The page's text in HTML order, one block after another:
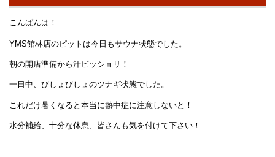
こんばんは！
YMS館林店のピットは今日もサウナ状態でした。
朝の開店準備から汗ビッショリ！
一日中、びしょびしょのツナギ状態でした。
これだけ暑くなると本当に熱中症に注意しないと！
水分補給、十分な休息、皆さんも気を付けて下さい！